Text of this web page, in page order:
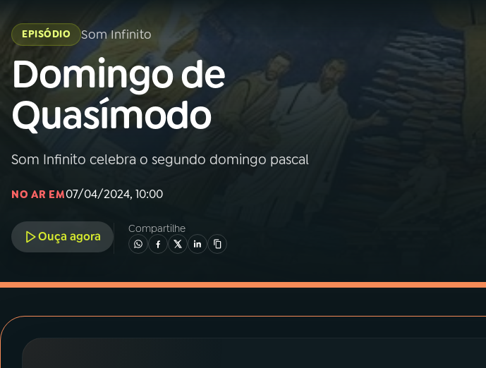
Buscar
na
Rádio
MEC
02A RÁDIO
03PROGRAMAÇÃO
04PROGRAMAS
na
Rádio
EPISÓDIO Som Infinito
Domingo de
Quasímodo
Som Infinito celebra o segundo domingo pascal
NO AR EM07/04/2024, 10:00
Ouça agora
Compartilhe